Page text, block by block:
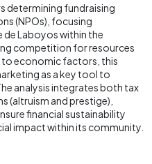
determining fundraising
(NPOs), focusing
de Laboyos within the
competition for resources
to economic factors, this
as a key tool to
analysis integrates both tax
(altruism and prestige),
financial sustainability
impact within its community.